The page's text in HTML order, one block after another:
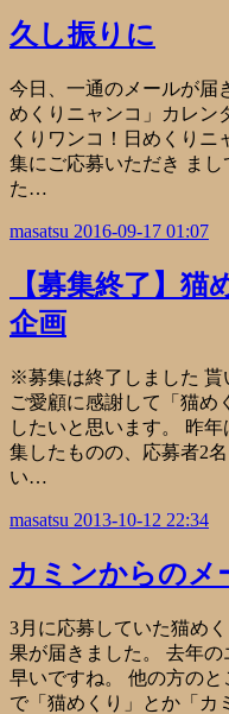
久し振りに
今日、一通のメールが届
めくりニャンコ」カレン
くりワンコ！日めくりニ
集にご応募いただき ま
た…
masatsu 2016-09-17 01:07
【募集終了】猫
企画
※募集は終了しました 貰
ご愛顧に感謝して「猫め
したいと思います。 昨
集したものの、応募者2
い…
masatsu 2013-10-12 22:34
カミンからのメ
3月に応募していた猫め
果が届きました。 去年
早いですね。 他の方の
で「猫めくり」とか「カ